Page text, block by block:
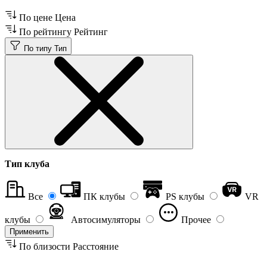
По цене Цена
По рейтингу Рейтинг
По типу Тип
Тип клуба
Все ПК клубы PS клубы VR
клубы Автосимуляторы Прочее
Применить
По близости Расстояние